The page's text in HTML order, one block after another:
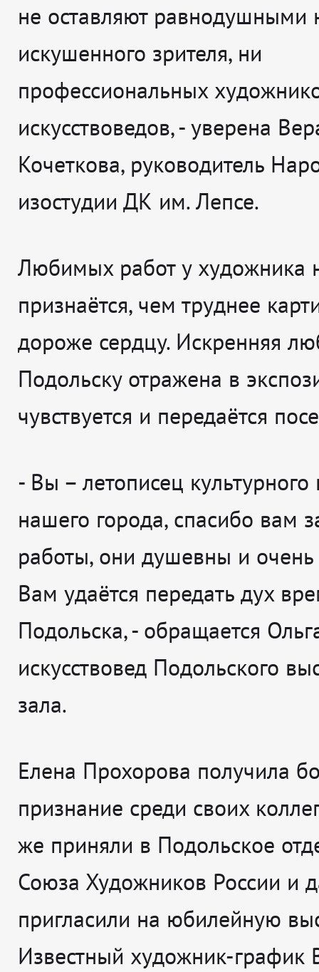
не оставляют равнодушными
искушенного зрителя, ни
профессиональных
искусствоведов, - уверена
Кочеткова, руководитель
изостудии ДК им. Лепсе.
Любимых работ у художника
признаётся, чем труднее
дороже сердцу. Искренняя
Подольску отражена в
чувствуется и передаётся
- Вы – летописец культурного
нашего города, спасибо вам
работы, они душевны и очень
Вам удаётся передать дух
Подольска, - обращается
искусствовед Подольского
зала.
Елена Прохорова получила
признание среди своих
же приняли в Подольское
Союза Художников России и
пригласили на юбилейную
Известный художник-график